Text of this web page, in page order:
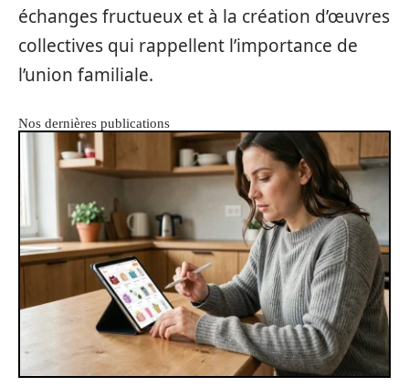
échanges fructueux et à la création d’œuvres
collectives qui rappellent l’importance de
l’union familiale.
Nos dernières publications